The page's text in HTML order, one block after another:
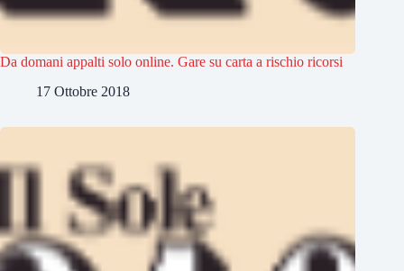
Da domani appalti solo online. Gare su carta a rischio ricorsi
17 Ottobre 2018